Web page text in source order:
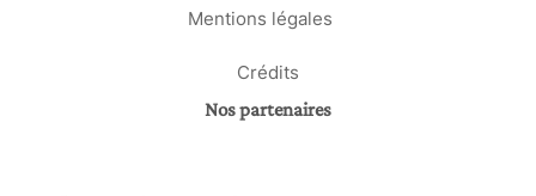
Mentions légales
Crédits
Nos partenaires